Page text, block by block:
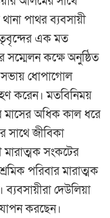
পাথর ব্যবসায়ী
এক মত
সম্মেলন কক্ষে অনুষ্ঠিত
সভায় ধোপাগোল
করেন। মতবিনিময়
মাসের অধিক কাল ধরে
সাথে জীবিকা
মারাত্মক সংকটের
পরিবার মারাত্মক
দেউলিয়া
করছেন।